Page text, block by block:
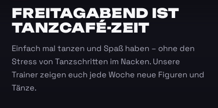
FREITAGABEND IST
TANZCAFÉ-ZEIT
Einfach mal tanzen und Spaß haben – ohne den
Stress von Tanzschritten im Nacken. Unsere
Trainer zeigen euch jede Woche neue Figuren und
Tänze.